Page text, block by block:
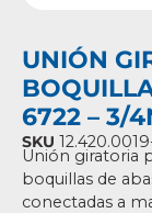
UNIÓN
6722 – 3/
SKU
Unión giratoria
boquillas de
conectadas a